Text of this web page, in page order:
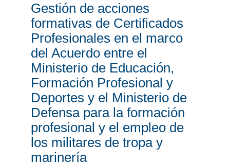
Gestión de acciones
formativas de Certificados
Profesionales en el marco
del Acuerdo entre el
Ministerio de Educación,
Formación Profesional y
Deportes y el Ministerio de
Defensa para la formación
profesional y el empleo de
los militares de tropa y
marinería